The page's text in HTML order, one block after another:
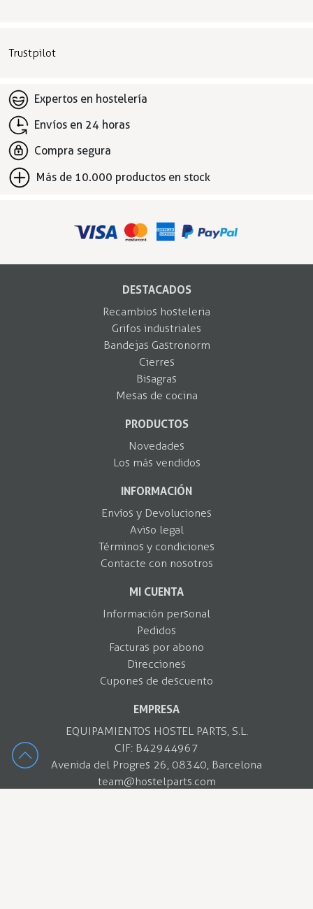
Trustpilot
Expertos en hostelería
Envíos en 24 horas
Compra segura
Más de 10.000 productos en stock
DESTACADOS
Recambios hosteleria
Grifos industriales
Bandejas Gastronorm
Cierres
Bisagras
Mesas de cocina
PRODUCTOS
Novedades
Los más vendidos
INFORMACIÓN
Envíos y Devoluciones
Aviso legal
Términos y condiciones
Contacte con nosotros
MI CUENTA
Información personal
Pedidos
Facturas por abono
Direcciones
Cupones de descuento
EMPRESA
EQUIPAMIENTOS HOSTEL PARTS, S.L.
CIF: B42944967
Avenida del Progres 26, 08340, Barcelona
team@hostelparts.com